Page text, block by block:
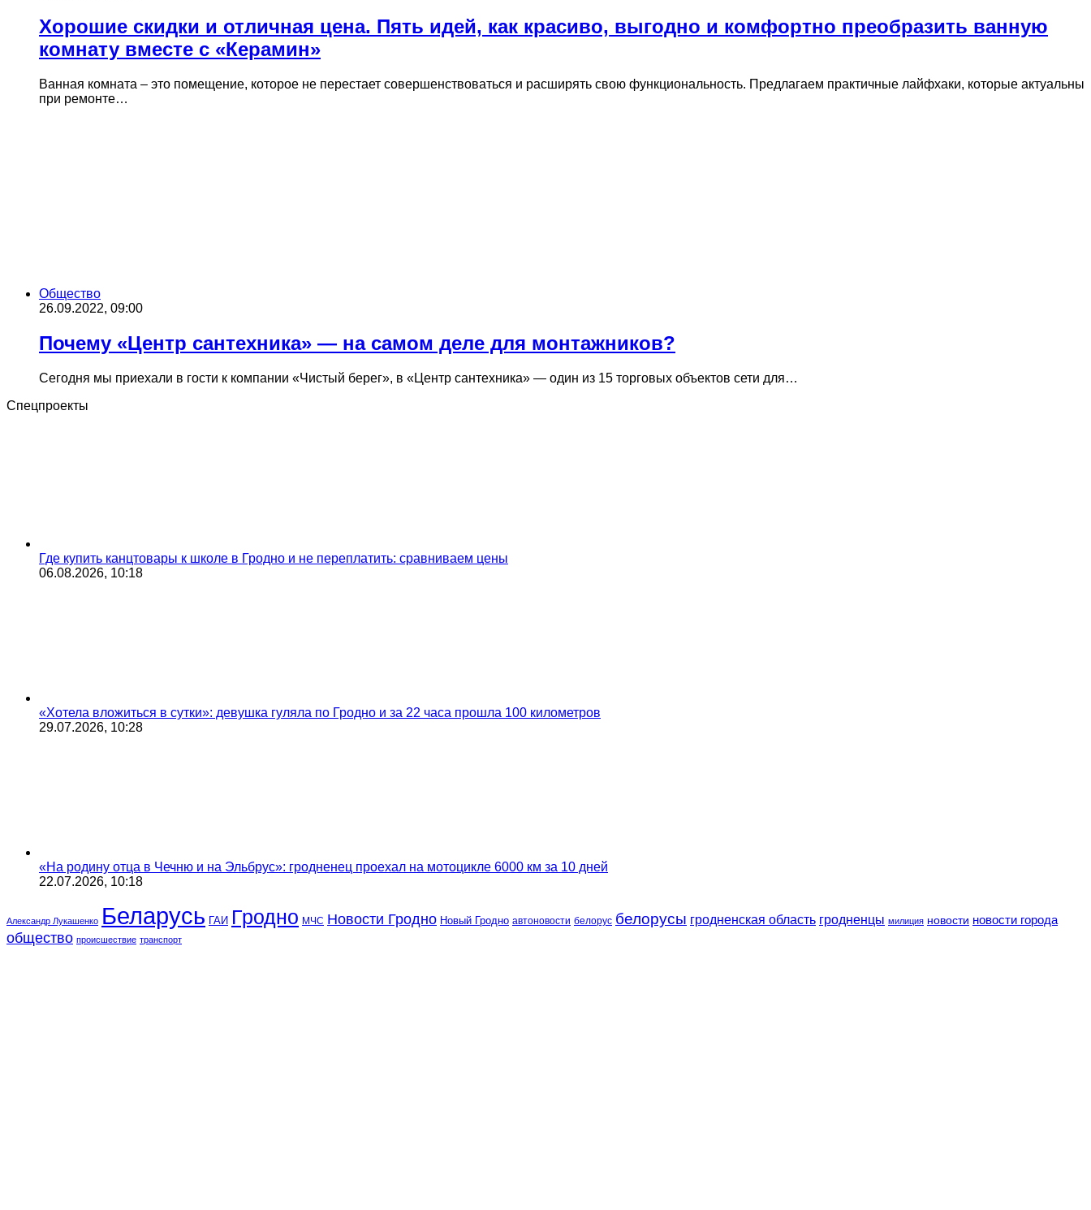
Хорошие скидки и отличная цена. Пять идей, как красиво, выгодно и комфортно преобразить ванную
комнату вместе с «Керамин»
Ванная комната – это помещение, которое не перестает совершенствоваться и расширять свою функциональность. Предлагаем практичные лайфхаки, которые актуальны
при ремонте…
Общество
26.09.2022, 09:00
Почему «Центр сантехника» — на самом деле для монтажников?
Сегодня мы приехали в гости к компании «Чистый берег», в «Центр сантехника» — один из 15 торговых объектов сети для…
Спецпроекты
Где купить канцтовары к школе в Гродно и не переплатить: сравниваем цены
06.08.2026, 10:18
«Хотела вложиться в сутки»: девушка гуляла по Гродно и за 22 часа прошла 100 километров
29.07.2026, 10:28
«На родину отца в Чечню и на Эльбрус»: гродненец проехал на мотоцикле 6000 км за 10 дней
22.07.2026, 10:18
Александр Лукашенко Беларусь ГАИ Гродно МЧС Новости Гродно Новый Гродно автоновости белорус белорусы гродненская область гродненцы милиция новости новости города
общество происшествие транспорт